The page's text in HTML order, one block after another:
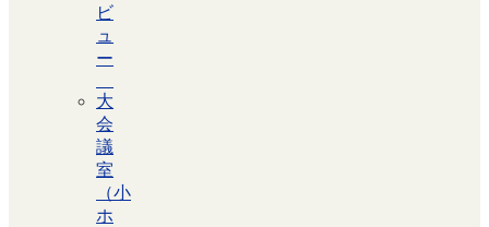
ビ
ュ
ー
大
会
議
室
（小
ホ